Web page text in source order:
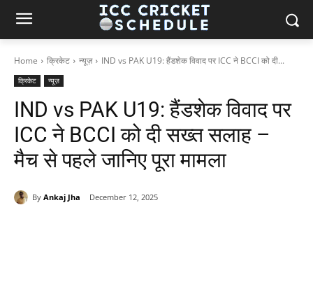
Home क्रिकेट न्यूज़ IND vs PAK U19: हैंडशेक विवाद पर ICC ने BCCI को दी...
क्रिकेट न्यूज़
IND vs PAK U19: हैंडशेक विवाद पर
ICC ने BCCI को दी सख्त सलाह –
मैच से पहले जानिए पूरा मामला
By Ankaj Jha December 12, 2025